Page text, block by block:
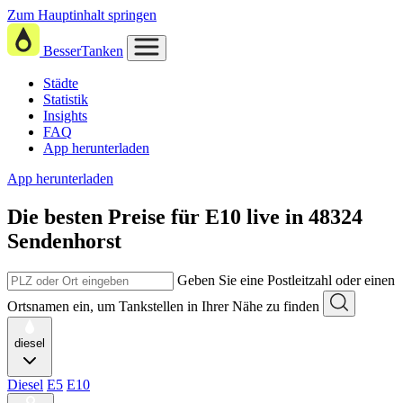
Zum Hauptinhalt springen
BesserTanken
Städte
Statistik
Insights
FAQ
App herunterladen
App herunterladen
Die besten Preise für E10 live in 48324
Sendenhorst
Geben Sie eine Postleitzahl oder einen
Ortsnamen ein, um Tankstellen in Ihrer Nähe zu finden
diesel
Diesel E5 E10